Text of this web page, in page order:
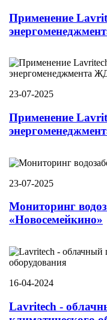
Применение
23-07-2025
Применение
23-07-2025
Мониторинг
«Новосемейкино»
16-04-2024
Lavritech -